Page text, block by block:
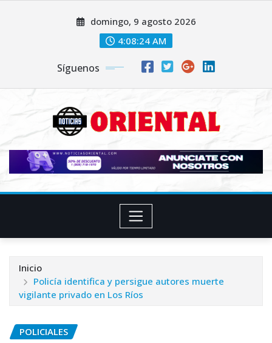
domingo, 9 agosto 2026
4:08:26 AM
Síguenos
Inicio
Policía identifica y persigue autores muerte
vigilante privado en Los Ríos
POLICIALES